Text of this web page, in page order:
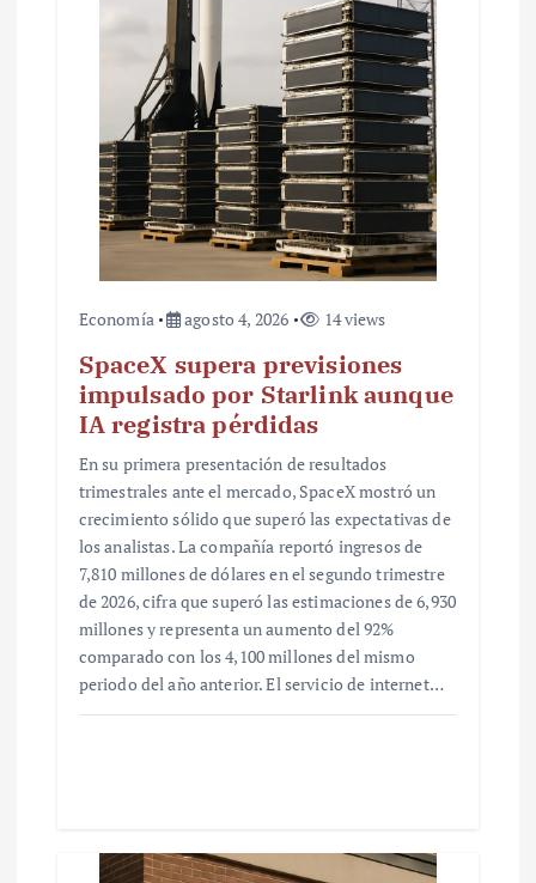
Economía agosto 4, 2026 14 views
SpaceX supera previsiones
impulsado por Starlink aunque
IA registra pérdidas
En su primera presentación de resultados
trimestrales ante el mercado, SpaceX mostró un
crecimiento sólido que superó las expectativas de
los analistas. La compañía reportó ingresos de
7,810 millones de dólares en el segundo trimestre
de 2026, cifra que superó las estimaciones de 6,930
millones y representa un aumento del 92%
comparado con los 4,100 millones del mismo
periodo del año anterior. El servicio de internet…